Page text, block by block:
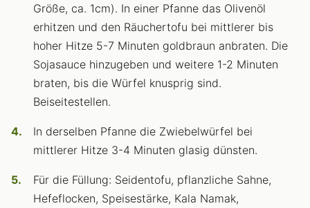
Größe, ca. 1cm). In einer Pfanne das Olivenöl
erhitzen und den Räuchertofu bei mittlerer bis
hoher Hitze 5-7 Minuten goldbraun anbraten. Die
Sojasauce hinzugeben und weitere 1-2 Minuten
braten, bis die Würfel knusprig sind.
Beiseitestellen.
In derselben Pfanne die Zwiebelwürfel bei
mittlerer Hitze 3-4 Minuten glasig dünsten.
Für die Füllung: Seidentofu, pflanzliche Sahne,
Hefeflocken, Speisestärke, Kala Namak,